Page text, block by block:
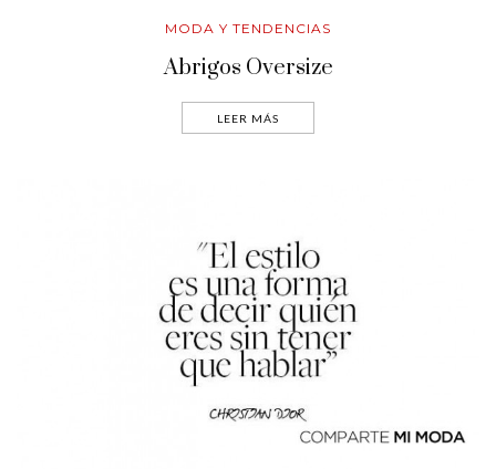
MODA Y TENDENCIAS
Abrigos Oversize
LEER MÁS